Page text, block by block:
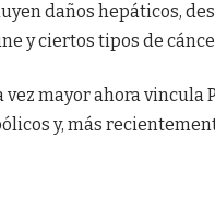
daños hepáticos,
y ciertos tipos de
mayor ahora vincula
y, más